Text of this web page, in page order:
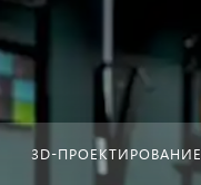
3D-ПРОЕКТИРОВАНИЕ